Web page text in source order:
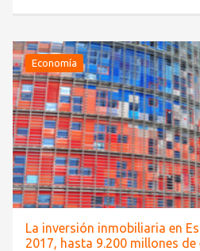
Economía
La inversión inmobiliaria en
2017, hasta 9.200 millones de